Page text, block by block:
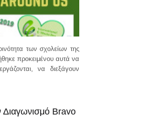
των σχολείων της
προκειμένου αυτά να
να διεξάγουν
Διαγωνισμό Bravo